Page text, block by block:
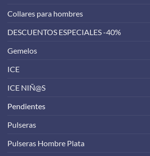
Collares para hombres
DESCUENTOS ESPECIALES -40%
Gemelos
ICE
ICE NIÑ@S
Pendientes
Pulseras
Pulseras Hombre Plata